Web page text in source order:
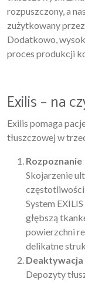
rozpuszczony, a
zużytkowany
Dodatkowo,
proces produkcji
Exilis – na
Exilis pomaga
tłuszczowej w
Rozpoznanie
Skojarzenie
System
głębszą
powierzchni
delikatne
Deaktywacja
Depozyty